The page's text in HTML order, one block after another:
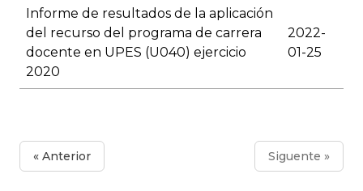
Informe de resultados de la aplicación
del recurso del programa de carrera
docente en UPES (U040) ejercicio
2020
2022-
01-25
« Anterior Siguente »